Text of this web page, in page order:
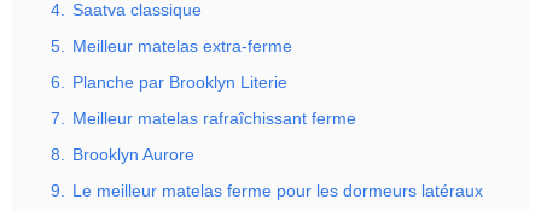
4. Saatva classique
5. Meilleur matelas extra-ferme
6. Planche par Brooklyn Literie
7. Meilleur matelas rafraîchissant ferme
8. Brooklyn Aurore
9. Le meilleur matelas ferme pour les dormeurs latéraux